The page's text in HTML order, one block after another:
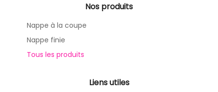
Nos produits
Nappe à la coupe
Nappe finie
Tous les produits
Liens utiles